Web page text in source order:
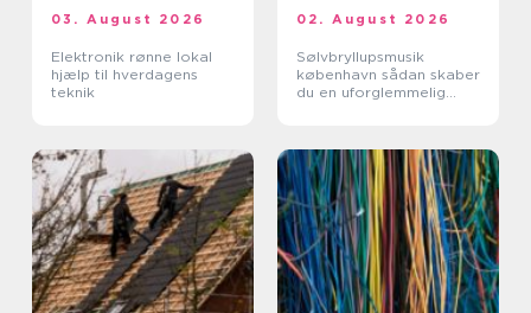
03. August 2026
Elektronik rønne lokal
hjælp til hverdagens
teknik
02. August 2026
Sølvbryllupsmusik
københavn sådan skaber
du en uforglemmelig